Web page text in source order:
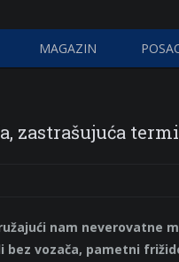
MAGAZIN
zastrašujuća
nam neverovatne
vozača, pametni